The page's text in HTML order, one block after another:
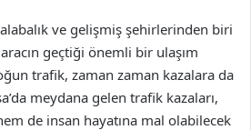
ve gelişmiş şehirlerinden biri
geçtiği önemli bir ulaşım
trafik, zaman zaman kazalara da
meydana gelen trafik kazaları,
de insan hayatına mal olabilecek